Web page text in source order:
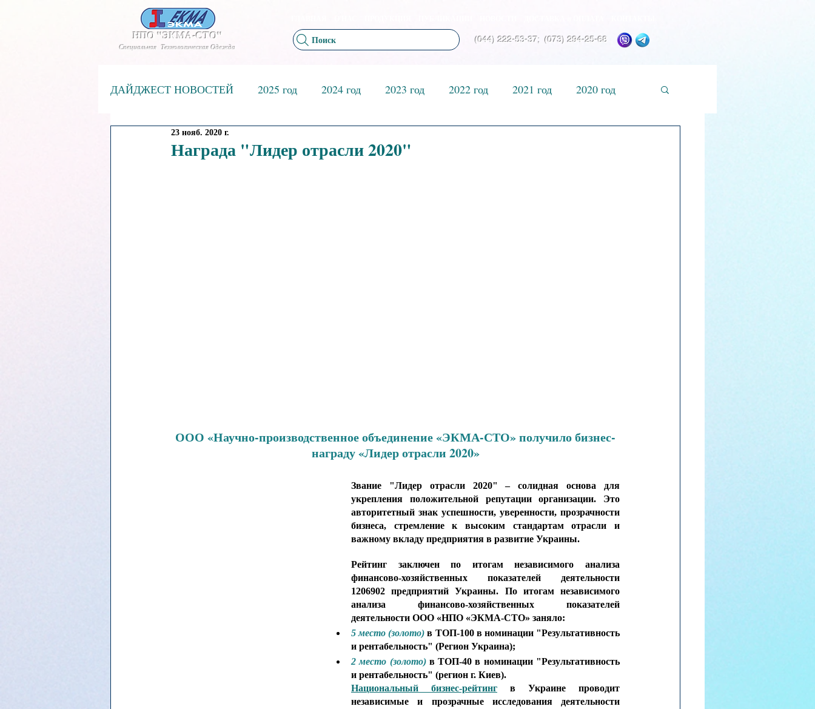
НПО "ЭКМА-СТО"
Специальная Технологическая Одежда
Поиск (044) 222-53-37; (073) 294-25-68
ДАЙДЖЕСТ НОВОСТЕЙ 2025 год 2024 год 2023 год 2022 год 2021 год 2020 год
2019 год Аудит ISO SGS
Награда "Лидер отрасли 2020"
23 нояб. 2020 г.
ООО «Научно-производственное объединение «ЭКМА-СТО» получило бизнес-
награду «Лидер отрасли 2020»
Звание "Лидер отрасли 2020" – солидная основа для
укрепления положительной репутации организации. Это
авторитетный знак успешности, уверенности, прозрачности
бизнеса, стремление к высоким стандартам отрасли и
важному вкладу предприятия в развитие Украины.
Рейтинг заключен по итогам независимого анализа
финансово-хозяйственных показателей деятельности
1206902 предприятий Украины. По итогам независимого
анализа финансово-хозяйственных показателей
деятельности ООО «НПО «ЭКМА-СТО» заняло:
5 место (золото) в ТОП-100 в номинации "Результативность
и рентабельность" (Регион Украина);
2 место (золото) в ТОП-40 в номинации "Результативность
и рентабельность" (регион г. Киев).
Национальный бизнес-рейтинг в Украине проводит
независимые и прозрачные исследования деятельности